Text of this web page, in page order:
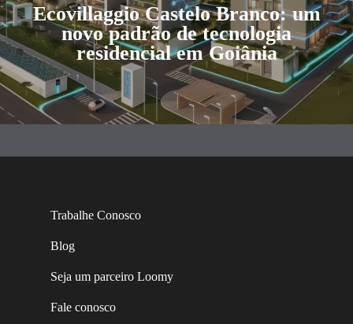
Ecovillaggio Castelo Branco: um
novo padrão de tecnologia
residencial em Goiânia
Trabalhe Conosco
Blog
Seja um parceiro Loomy
Fale conosco